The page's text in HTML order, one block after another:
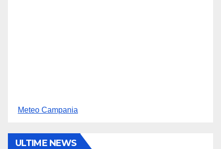
Meteo Campania
ULTIME NEWS